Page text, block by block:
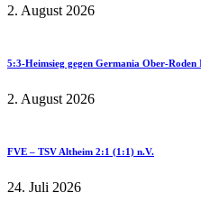
2. August 2026
5:3-Heimsieg gegen Germania Ober-Roden
2. August 2026
FVE – TSV Altheim 2:1 (1:1) n.V.
24. Juli 2026